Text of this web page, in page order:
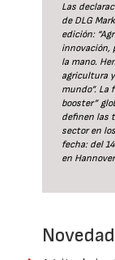
Las
de DLG
edición:
innovación,
la mano.
agricultura
mundo”. La
booster”
definen las
sector en
fecha: del
en